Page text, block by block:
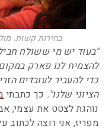
בחירות קשות.
"בעוד יש מי ששולח
להצמיח לנו פארק
כדי להעביר לעובדים
הציוני שלנו". כך כתבתי
נוהגת לצטט את עצמי,
מפריז, אני רוצה